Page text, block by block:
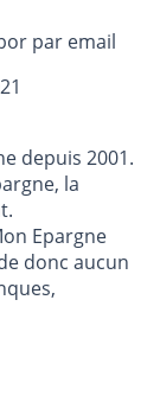
par email
depuis 2001.
la
Epargne
donc aucun